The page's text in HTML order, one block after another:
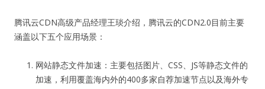
腾讯云CDN高级产品经理王琰介绍，腾讯云的CDN2.0目前主要
涵盖以下五个应用场景：
网站静态文件加速：主要包括图片、CSS、JS等静态文件的
加速，利用覆盖海内外的400多家自荐加速节点以及海外专